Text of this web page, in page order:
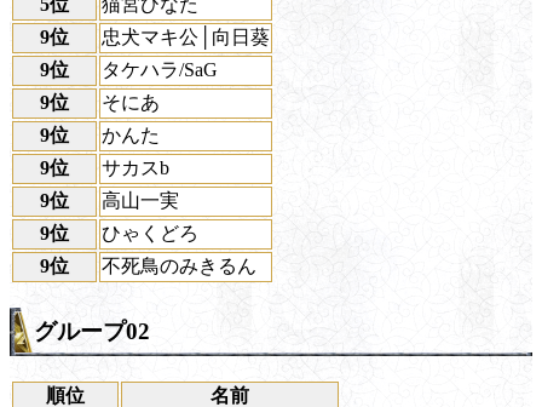
5位
猫宮ひなた
9位
忠犬マキ公│向日葵
9位
タケハラ/SaG
9位
そにあ
9位
かんた
9位
サカスb
9位
高山一実
9位
ひゃくどろ
9位
不死鳥のみきるん
グループ02
順位
名前